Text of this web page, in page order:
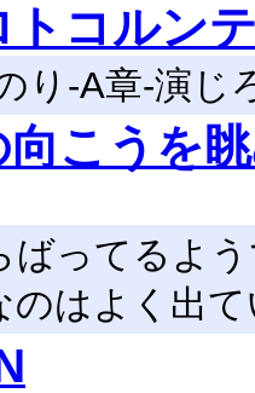
トコルン
り-A章-演じ
向こうを
ばってるよ
のはよく出